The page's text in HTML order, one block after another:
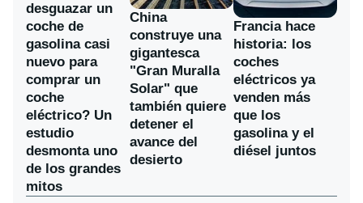
desguazar un
coche de
gasolina casi
nuevo para
comprar un
coche
eléctrico? Un
estudio
desmonta uno
de los grandes
mitos
China
construye una
gigantesca
"Gran Muralla
Solar" que
también quiere
detener el
avance del
desierto
Francia hace
historia: los
coches
eléctricos ya
venden más
que los
gasolina y el
diésel juntos